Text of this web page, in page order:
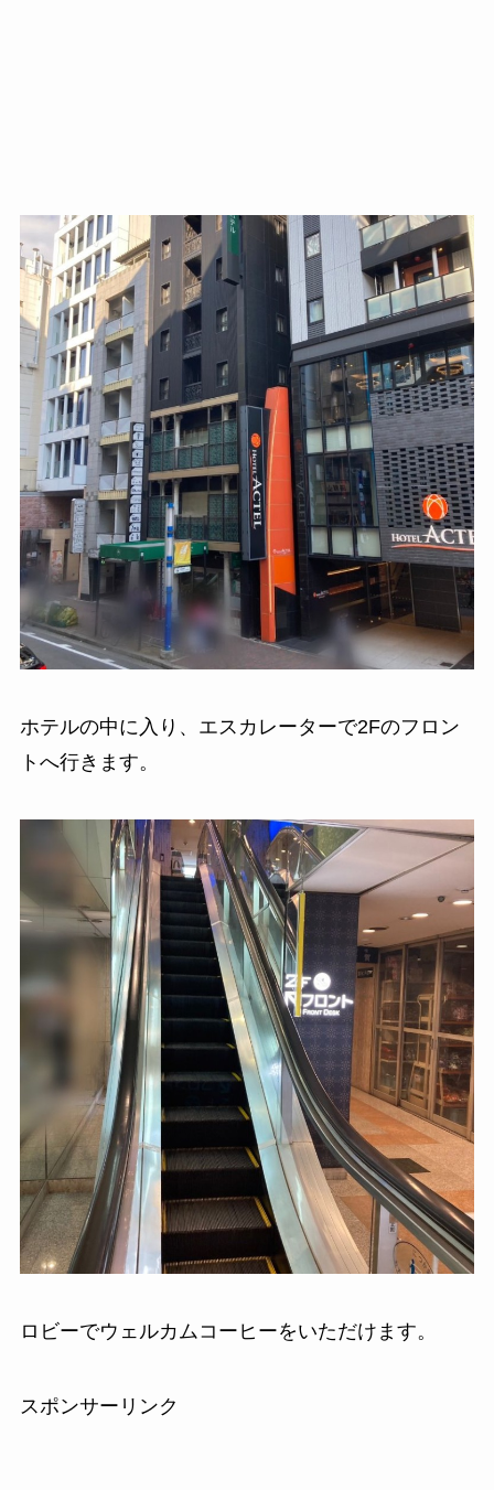
ホテルの中に入り、エスカレーターで2Fのフロン
トへ行きます。
ロビーでウェルカムコーヒーをいただけます。
スポンサーリンク